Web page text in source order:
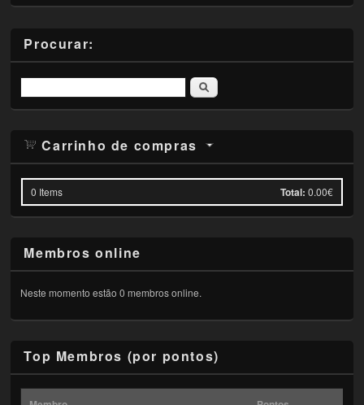
Procurar:
Pesquisar
Carrinho de compras
0 Items Total: 0.00€
Membros online
Neste momento estão 0 membros online.
Top Membros (por pontos)